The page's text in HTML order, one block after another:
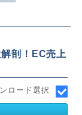
剖！EC売上
ロード選択